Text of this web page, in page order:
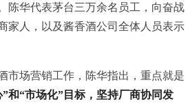
陈华代表茅台三万余名员工，向奋战
家人，以及酱香酒公司全体人员表示
市场营销工作，陈华指出，重点就是
和“市场化”目标，坚持厂商协同发